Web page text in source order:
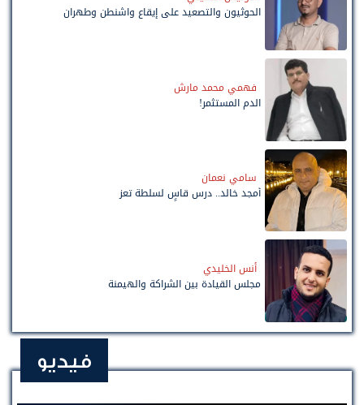
الحوثيون والتصعيد على إيقاع واشنطن وطهران
فهمي محمد مارش
الدم المستثمر!
سامي نعمان
أمجد خالد.. درس قاسٍ لسلطة تعز
أنس الخليدي
مجلس القيادة بين الشراكة والهيمنة
فيديو